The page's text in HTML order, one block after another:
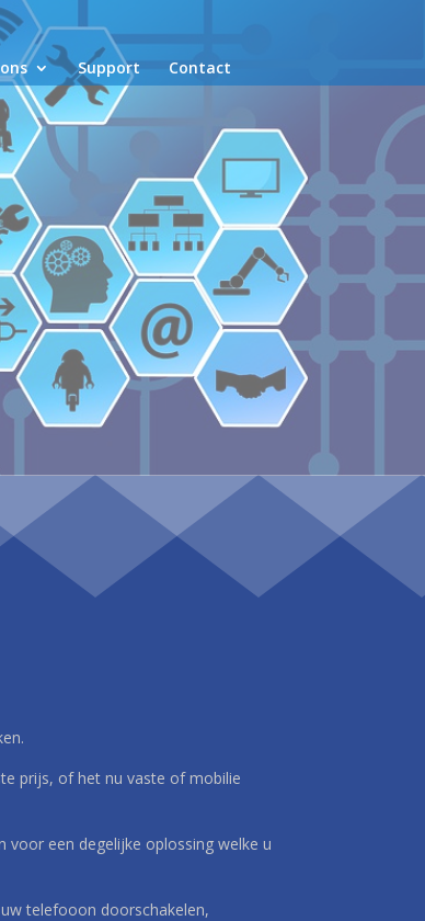
Support Contact
prijs, of het nu vaste of mobilie
een degelijke oplossing welke u
telefooon doorschakelen,